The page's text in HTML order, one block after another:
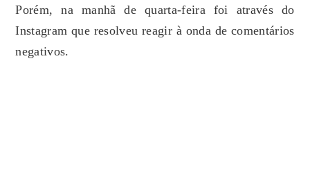
Porém, na manhã de quarta-feira foi através do
Instagram que resolveu reagir à onda de comentários
negativos.